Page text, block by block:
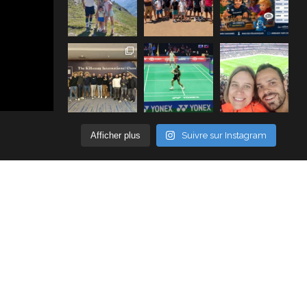
Afficher plus Suivre sur Instagram